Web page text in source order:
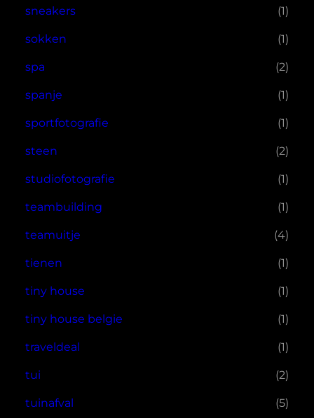
sneakers (1)
sokken (1)
spa (2)
spanje (1)
sportfotografie (1)
steen (2)
studiofotografie (1)
teambuilding (1)
teamuitje (4)
tienen (1)
tiny house (1)
tiny house belgie (1)
traveldeal (1)
tui (2)
tuinafval (5)